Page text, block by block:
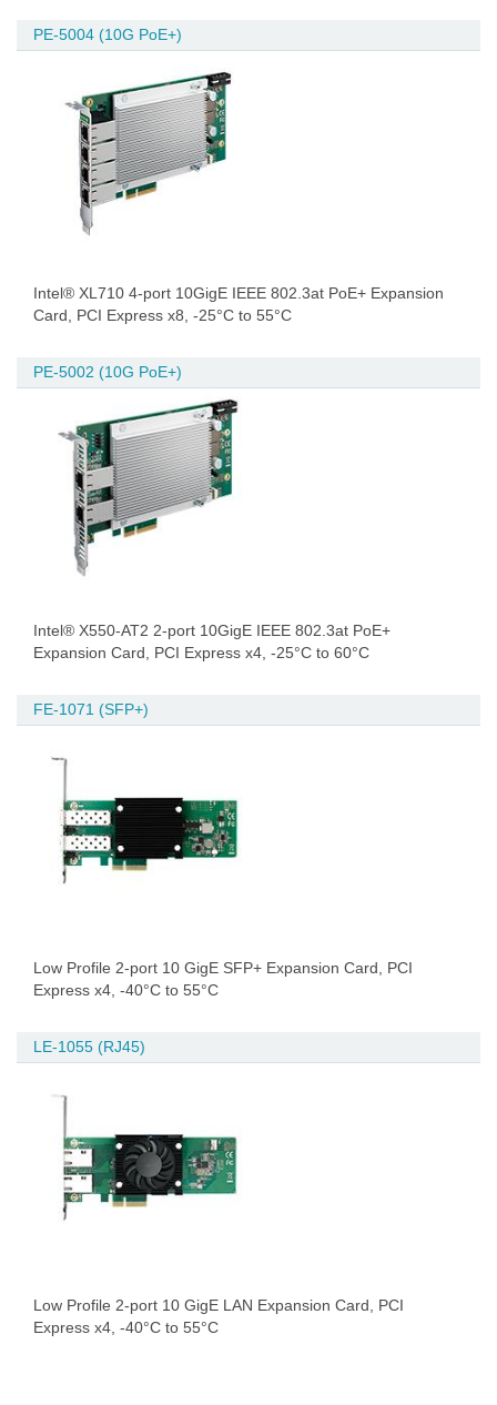
PE-5004 (10G PoE+)
Intel® XL710 4-port 10GigE IEEE 802.3at PoE+ Expansion
Card, PCI Express x8, -25°C to 55°C
PE-5002 (10G PoE+)
Intel® X550-AT2 2-port 10GigE IEEE 802.3at PoE+
Expansion Card, PCI Express x4, -25°C to 60°C
FE-1071 (SFP+)
Low Profile 2-port 10 GigE SFP+ Expansion Card, PCI
Express x4, -40°C to 55°C
LE-1055 (RJ45)
Low Profile 2-port 10 GigE LAN Expansion Card, PCI
Express x4, -40°C to 55°C